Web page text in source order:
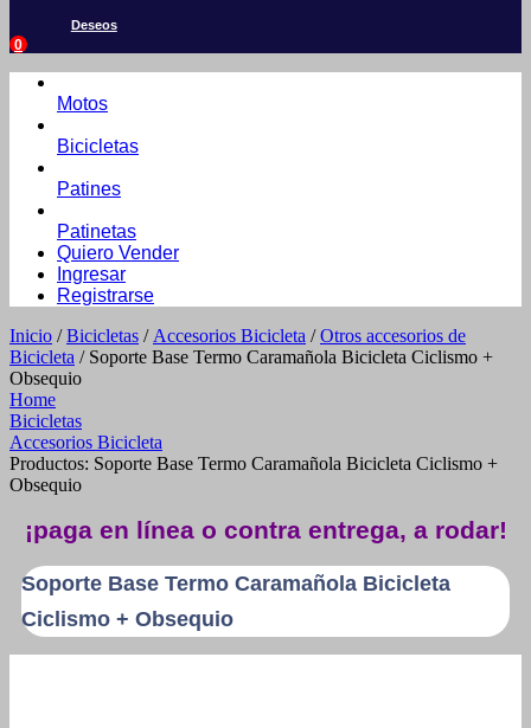
Deseos
0
Motos
Bicicletas
Patines
Patinetas
Quiero Vender
Ingresar
Registrarse
Inicio /Bicicletas / Accesorios Bicicleta /Otros accesorios de
Bicicleta / Soporte Base Termo Caramañola Bicicleta Ciclismo +
Obsequio
Home
Bicicletas
Accesorios Bicicleta
Productos: Soporte Base Termo Caramañola Bicicleta Ciclismo +
Obsequio
¡paga en línea o contra entrega, a rodar!
Soporte Base Termo Caramañola Bicicleta
Ciclismo + Obsequio